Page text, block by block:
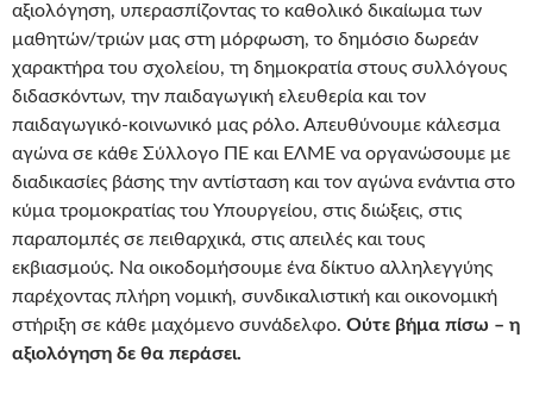
αξιολόγηση, υπερασπίζοντας το καθολικό δικαίωμα των
μαθητών/τριών μας στη μόρφωση, το δημόσιο δωρεάν
χαρακτήρα του σχολείου, τη δημοκρατία στους συλλόγους
διδασκόντων, την παιδαγωγική ελευθερία και τον
παιδαγωγικό-κοινωνικό μας ρόλο. Απευθύνουμε κάλεσμα
αγώνα σε κάθε Σύλλογο ΠΕ και ΕΛΜΕ να οργανώσουμε με
διαδικασίες βάσης την αντίσταση και τον αγώνα ενάντια στο
κύμα τρομοκρατίας του Υπουργείου, στις διώξεις, στις
παραπομπές σε πειθαρχικά, στις απειλές και τους
εκβιασμούς. Να οικοδομήσουμε ένα δίκτυο αλληλεγγύης
παρέχοντας πλήρη νομική, συνδικαλιστική και οικονομική
στήριξη σε κάθε μαχόμενο συνάδελφο. Ούτε βήμα πίσω – η
αξιολόγηση δε θα περάσει.